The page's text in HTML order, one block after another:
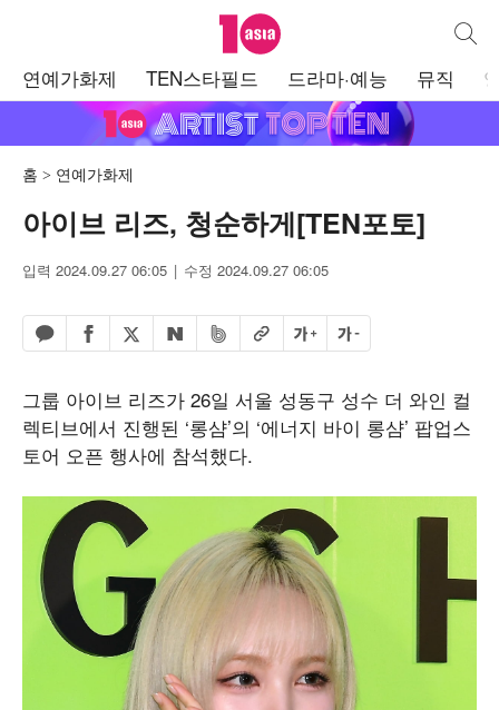
텐아시아 통합
연예가화제 TEN스타필드 드라마·예능 뮤직
홈 연예가화제
아이브 리즈, 청순하게[TEN포토]
입력 2024.09.27 06:05 수정 2024.09.27 06:05
카카오톡 공유하기
페이스북 공유하기
엑스 공유하기
네이버 공유하기
밴드 공유하기
URL복사글자 크게글자 작게
그룹 아이브 리즈가 26일 서울 성동구 성수 더 와인 컬
렉티브에서 진행된 ‘롱샴’의 ‘에너지 바이 롱샴’ 팝업스
토어 오픈 행사에 참석했다.